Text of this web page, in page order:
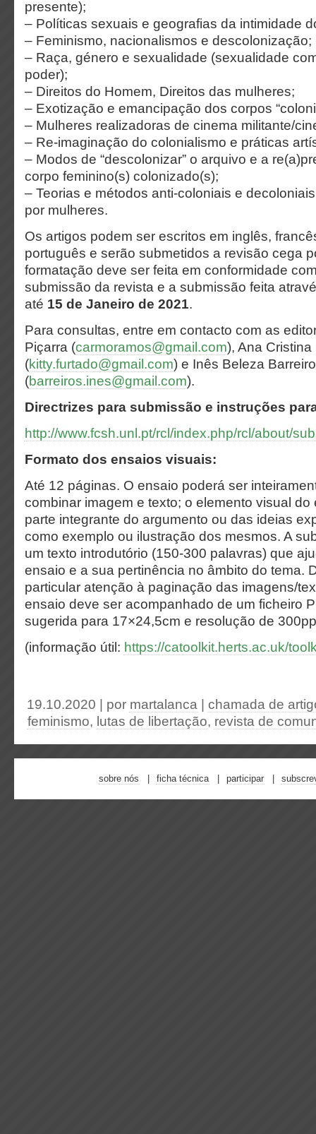
presente);
– Políticas sexuais e geografias da intimidade
– Feminismo, nacionalismos e descolonização;
– Raça, género e sexualidade (sexualidade
poder);
– Direitos do Homem, Direitos das mulheres;
– Exotização e emancipação dos corpos
– Mulheres realizadoras de cinema militante/
– Re-imaginação do colonialismo e práticas
– Modos de “descolonizar” o arquivo e a
corpo feminino(s) colonizado(s);
– Teorias e métodos anti-coloniais e
por mulheres.
Os artigos podem ser escritos em inglês,
português e serão submetidos a revisão cega
formatação deve ser feita em conformidade
submissão da revista e a submissão feita
até 15 de Janeiro de 2021.
Para consultas, entre em contacto com as
Piçarra (carmoramos@gmail.com), Ana Cristina
(kitty.furtado@gmail.com) e Inês Beleza
(barreiros.ines@gmail.com).
Directrizes para submissão e instruções
http://www.fcsh.unl.pt/rcl/index.php/rcl/about/
Formato dos ensaios visuais:
Até 12 páginas. O ensaio poderá ser
combinar imagem e texto; o elemento visual do
parte integrante do argumento ou das ideias
como exemplo ou ilustração dos mesmos. A
um texto introdutório (150-300 palavras) que
ensaio e a sua pertinência no âmbito do tema.
particular atenção à paginação das imagens/
ensaio deve ser acompanhado de um ficheiro
sugerida para 17×24,5cm e resolução de
(informação útil: https://catoolkit.herts.ac.uk/
19.10.2020 | por martalanca
chamada de
feminismo, lutas de libertação, revista de
sobre nós ficha técnica participar